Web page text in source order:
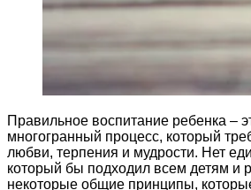
Правильное воспитание ребенка –
многогранный процесс, который
любви, терпения и мудрости. Нет
который бы подходил всем детям и
некоторые общие принципы,